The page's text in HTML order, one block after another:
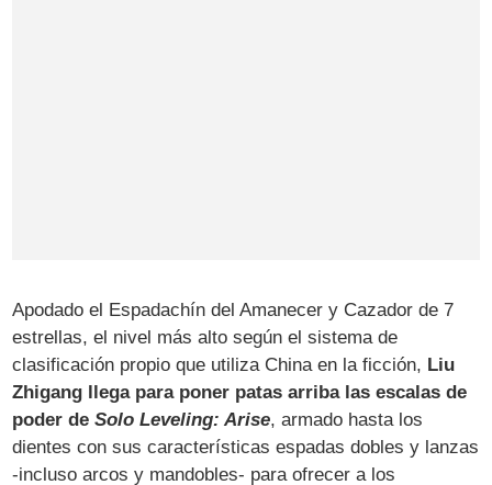
Apodado el Espadachín del Amanecer y Cazador de 7
estrellas, el nivel más alto según el sistema de
clasificación propio que utiliza China en la ficción, Liu
Zhigang llega para poner patas arriba las escalas de
poder deSolo Leveling: Arise, armado hasta los
dientes con sus características espadas dobles y lanzas
-incluso arcos y mandobles- para ofrecer a los